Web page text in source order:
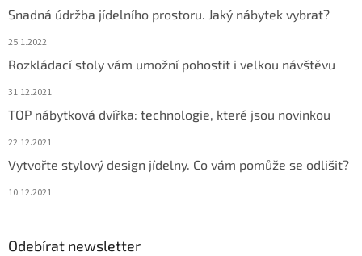
Snadná údržba jídelního prostoru. Jaký nábytek vybrat?
25.1.2022
Rozkládací stoly vám umožní pohostit i velkou návštěvu
31.12.2021
TOP nábytková dvířka: technologie, které jsou novinkou
22.12.2021
Vytvořte stylový design jídelny. Co vám pomůže se odlišit?
10.12.2021
Odebírat newsletter